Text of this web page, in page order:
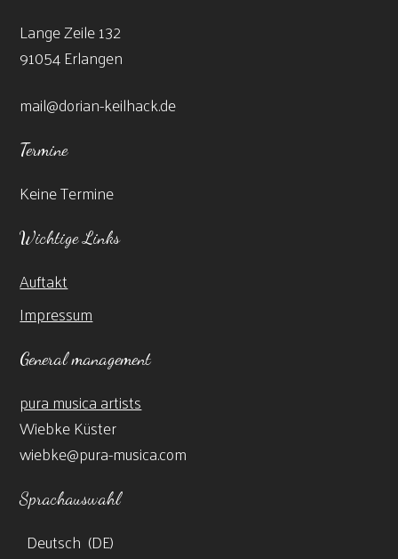
Lange Zeile 132
91054 Erlangen
mail@dorian-keilhack.de
Termine
Keine Termine
Wichtige Links
Auftakt
Impressum
General management
pura musica artists
Wiebke Küster
wiebke@pura-musica.com
Sprachauswahl
Deutsch DE